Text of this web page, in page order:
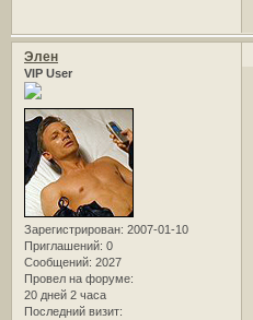
Элен
VIP User
Зарегистрирован: 2007-01-10
Приглашений: 0
Сообщений: 2027
Провел на форуме:
20 дней 2 часа
Последний визит: